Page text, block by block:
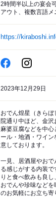
2時間半以上の宴会
アウト、複数言語メ
https://
2023年12月29日
おでん煌星（きらぼ
院通り中ほど、金
麻婆豆腐などを中
ール・地酒・ワイ
意しております。
一見、居酒屋やお
る感じがする内装
りと食べ飲みも良
おでんや珍味など
のお気軽にお立ち寄